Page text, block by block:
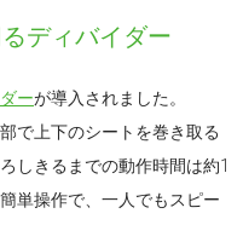
ディバイダー
ーが導入されました。
で上下のシートを巻き取る
しきるまでの動作時間は約1
単操作で、一人でもスピー